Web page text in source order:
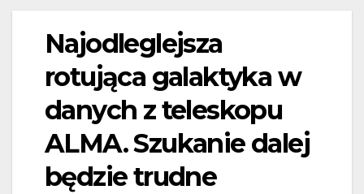
Najodleglejsza
rotująca galaktyka w
danych z teleskopu
ALMA. Szukanie dalej
będzie trudne